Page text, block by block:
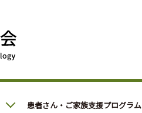
患者さん・ご家族支援プログラム